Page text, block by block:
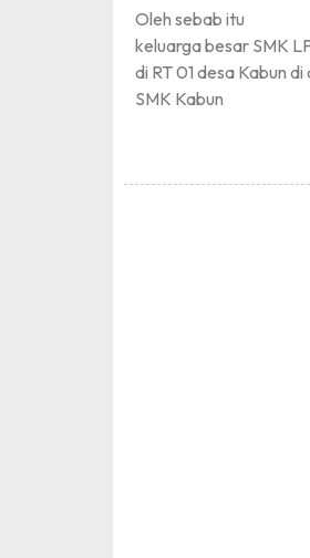
Oleh sebab itu
keluarga besar SMK
di RT 01 desa Kabun
SMK Kabun